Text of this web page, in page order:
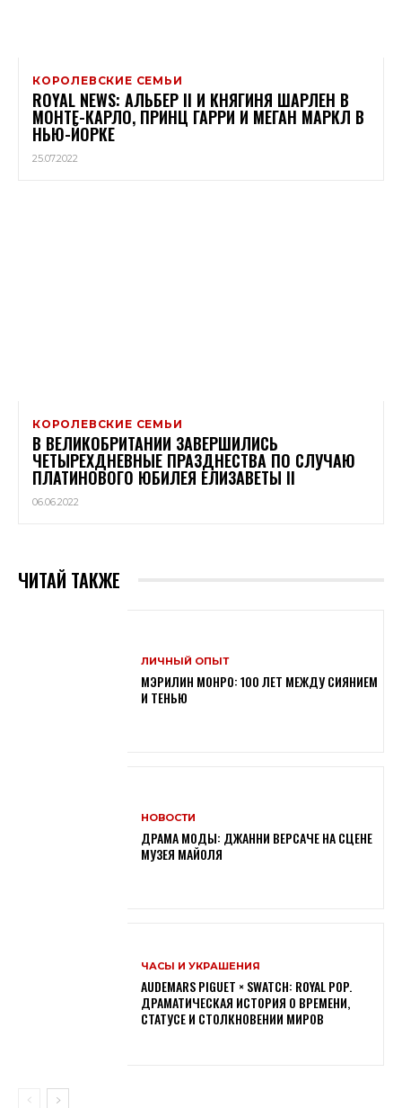
КОРОЛЕВСКИЕ СЕМЬИ
ROYAL NEWS: АЛЬБЕР II И КНЯГИНЯ ШАРЛЕН В
МОНТЕ-КАРЛО, ПРИНЦ ГАРРИ И МЕГАН МАРКЛ В
НЬЮ-ЙОРКЕ
25.07.2022
КОРОЛЕВСКИЕ СЕМЬИ
В ВЕЛИКОБРИТАНИИ ЗАВЕРШИЛИСЬ
ЧЕТЫРЕХДНЕВНЫЕ ПРАЗДНЕСТВА ПО СЛУЧАЮ
ПЛАТИНОВОГО ЮБИЛЕЯ ЕЛИЗАВЕТЫ II
06.06.2022
ЧИТАЙ ТАКЖЕ
ЛИЧНЫЙ ОПЫТ
МЭРИЛИН МОНРО: 100 ЛЕТ МЕЖДУ СИЯНИЕМ
И ТЕНЬЮ
НОВОСТИ
ДРАМА МОДЫ: ДЖАННИ ВЕРСАЧЕ НА СЦЕНЕ
МУЗЕЯ МАЙОЛЯ
ЧАСЫ И УКРАШЕНИЯ
AUDEMARS PIGUET × SWATCH: ROYAL POP.
ДРАМАТИЧЕСКАЯ ИСТОРИЯ О ВРЕМЕНИ,
СТАТУСЕ И СТОЛКНОВЕНИИ МИРОВ